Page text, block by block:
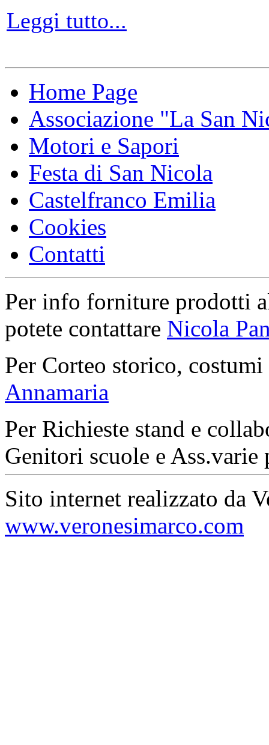
Leggi tutto...
Home Page
Associazione "La San
Motori e Sapori
Festa di San Nicola
Castelfranco Emilia
Cookies
Contatti
Per info forniture prodotti
potete contattare Nicola
Per Corteo storico,
Annamaria
Per Richieste stand e
Genitori scuole e Ass.varie
Sito internet realizzato da
www.veronesimarco.com